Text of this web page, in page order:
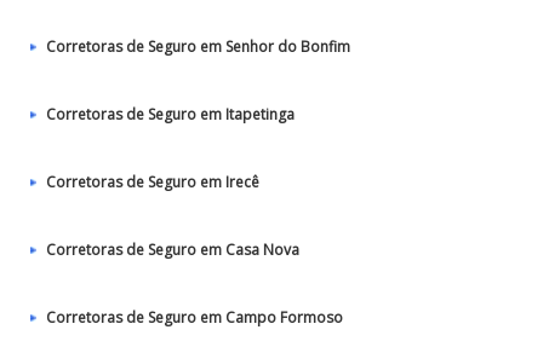
Corretoras de Seguro em Senhor do Bonfim
Corretoras de Seguro em Itapetinga
Corretoras de Seguro em Irecê
Corretoras de Seguro em Casa Nova
Corretoras de Seguro em Campo Formoso